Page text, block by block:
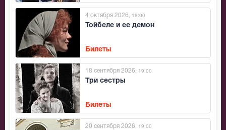
Тойбеле и ее демон
4 октября 2026 , 18:00
Билеты
Три сестры
18 сентября 2026 , 19:00
Билеты
20 сентября 2026 , 19:00